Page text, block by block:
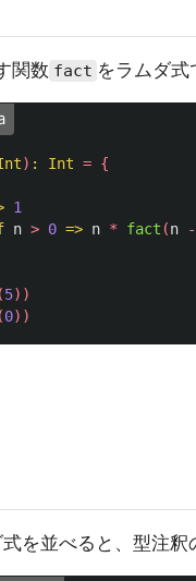
関数 fact をラムダ式
) : Int = {
1
n > 0 => n * fact (n -
(5))
(0))
を並べると、型注釈